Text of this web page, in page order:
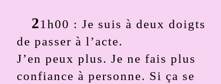
21h00 : Je suis à deux doigts
de passer à l’acte.
J’en peux plus. Je ne fais plus
confiance à personne. Si ça se